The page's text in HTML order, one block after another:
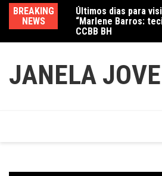
conteúdo
BREAKING
NEWS
CCBB BH
Amanda Mangili
inclusão em
JANELA